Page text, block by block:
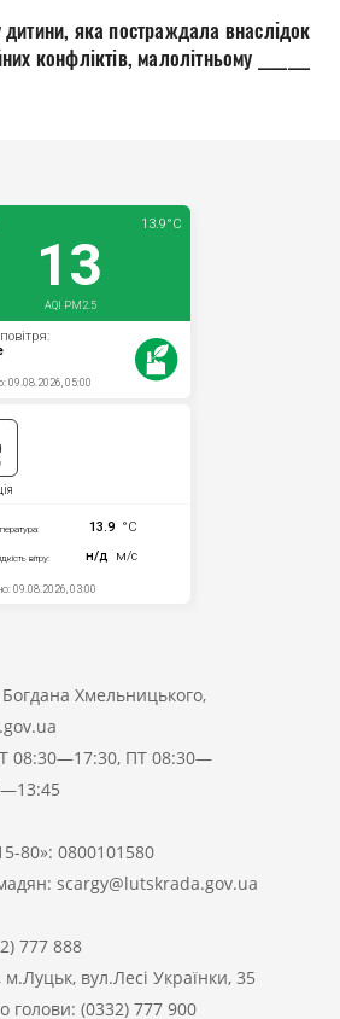
Документи
дитини, яка постраждала внаслідок
конфліктів, малолітньому _______
Хмельницького,
08:30—17:30, ПТ 08:30—
80»: 0800101580
scargy@lutskrada.gov.ua
777 888
вул.Лесі Українки, 35
голови: (0332) 777 900